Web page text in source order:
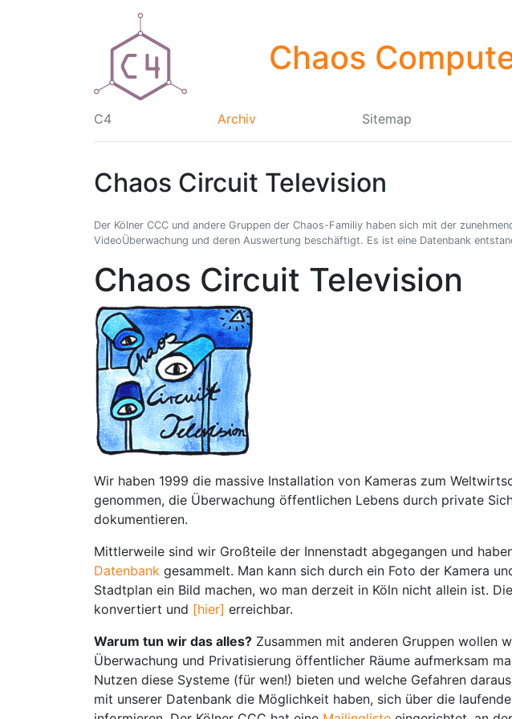
Chaos
C4 Archiv Sitemap
Chaos Circuit Television
Der Kölner CCC und andere Gruppen der Chaos-Familiy haben sich mit der
VideoÜberwachung und deren Auswertung beschäftigt. Es ist eine Datenbank
Chaos Circuit Television
Wir haben 1999 die massive Installation von Kameras zum
genommen, die Überwachung öffentlichen Lebens durch private
dokumentieren.
Mittlerweile sind wir Großteile der Innenstadt abgegangen und
Datenbank gesammelt. Man kann sich durch ein Foto der Kamera
Stadtplan ein Bild machen, wo man derzeit in Köln nicht allein ist.
konvertiert und [hier] erreichbar.
Warum tun wir das alles? Zusammen mit anderen Gruppen wollen
Überwachung und Privatisierung öffentlicher Räume aufmerksam
Nutzen diese Systeme (für wen!) bieten und welche Gefahren
mit unserer Datenbank die Möglichkeit haben, sich über die